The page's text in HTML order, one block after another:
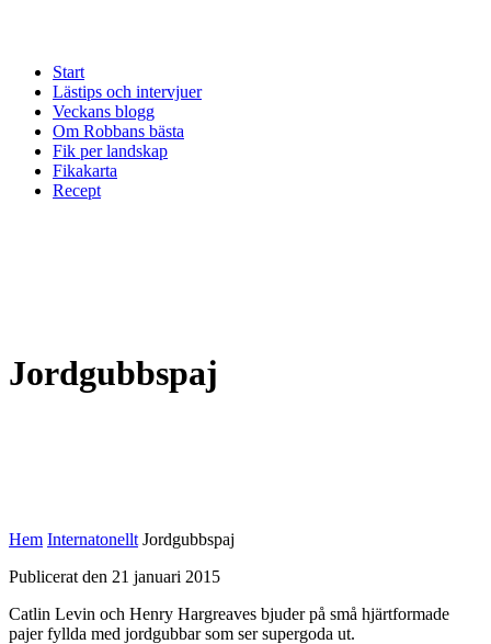
Start
Lästips och intervjuer
Veckans blogg
Om Robbans bästa
Fik per landskap
Fikakarta
Recept
Jordgubbspaj
Hem Internatonellt Jordgubbspaj
Publicerat den 21 januari 2015
Catlin Levin och Henry Hargreaves bjuder på små hjärtformade
pajer fyllda med jordgubbar som ser supergoda ut.